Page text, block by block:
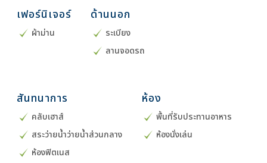
เฟอร์นิเจอร์
ผ้าม่าน
ด้านนอก
ระเบียง
ลานจอดรถ
สันทนาการ
คลับเฮาส์
สระว่ายน้ำว่ายน้ำส่วนกลาง
ห้องฟิตเนส
ห้อง
พื้นที่รับประทานอาหาร
ห้องนั่งเล่น